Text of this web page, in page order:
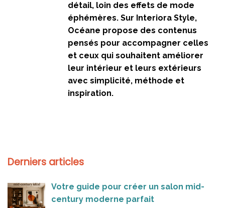
détail, loin des effets de mode
éphémères. Sur Interiora Style,
Océane propose des contenus
pensés pour accompagner celles
et ceux qui souhaitent améliorer
leur intérieur et leurs extérieurs
avec simplicité, méthode et
inspiration.
Derniers articles
Votre guide pour créer un salon mid-
century moderne parfait